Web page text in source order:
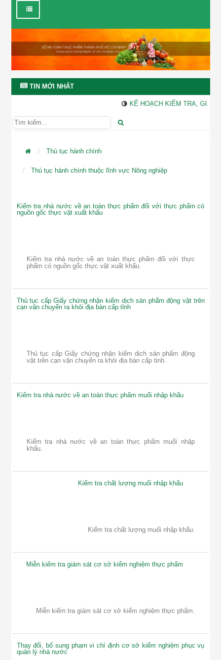
SỞ AN TOÀN THỰC PHẨM TP. HỒ CHÍ MINH
Trang web của Sở An toàn thực phẩm thành phố Hồ Chí Minh có
thể được truy cập bằng 2 địa chỉhttp://sattp.hochiminhcity.gov.vn/
Trang thông tin điện tử của Sở An toàn thực phẩm thành phố Hồ
Chí Minh mới được xây dựng nên không tránh khỏi những thiếu
sót. Quý khách nếu thấy có điểm sơ suất, chưa chính xác, vui lòng
thông báo đến số điện thoại (028)-36009323 hoặc gửi email đến
, Xin cám ơn Quý khách.
TIN MỚI NHẤT
KẾ HOẠCH KIỂM TRA, GIÁM
Thủ tục hành chính
Thủ tục hành chính thuộc lĩnh vực Nông nghiệp
Kiểm tra nhà nước về an toàn thực phẩm đối với thực phẩm có
nguồn gốc thực vật xuất khẩu
Kiểm tra nhà nước về an toàn thực phẩm đối với thực
phẩm có nguồn gốc thực vật xuất khẩu.
Thủ tục cấp Giấy chứng nhận kiểm dịch sản phẩm động vật trên
cạn vận chuyển ra khỏi địa bàn cấp tỉnh
Thủ tục cấp Giấy chứng nhận kiểm dịch sản phẩm động
vật trên cạn vận chuyển ra khỏi địa bàn cấp tỉnh.
Kiểm tra nhà nước về an toàn thực phẩm muối nhập khẩu
Kiểm tra nhà nước về an toàn thực phẩm muối nhập
khẩu.
Kiểm tra chất lượng muối nhập khẩu
Kiểm tra chất lượng muối nhập khẩu.
Miễn kiểm tra giám sát cơ sở kiểm nghiệm thực phẩm
Miễn kiểm tra giám sát cơ sở kiểm nghiệm thực phẩm.
Thay đổi, bổ sung phạm vi chỉ định cơ sở kiểm nghiệm phục vụ
quản lý nhà nước